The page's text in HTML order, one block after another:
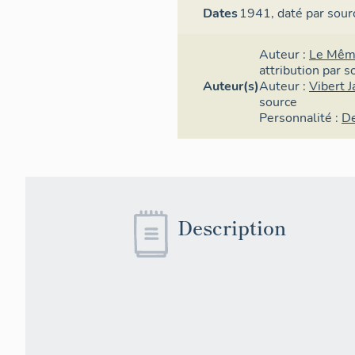
Dates1941,daté par
Auteur(s)
Auteur : Le
attribution par
Auteur : Vibert
source
Personnalité :
Description